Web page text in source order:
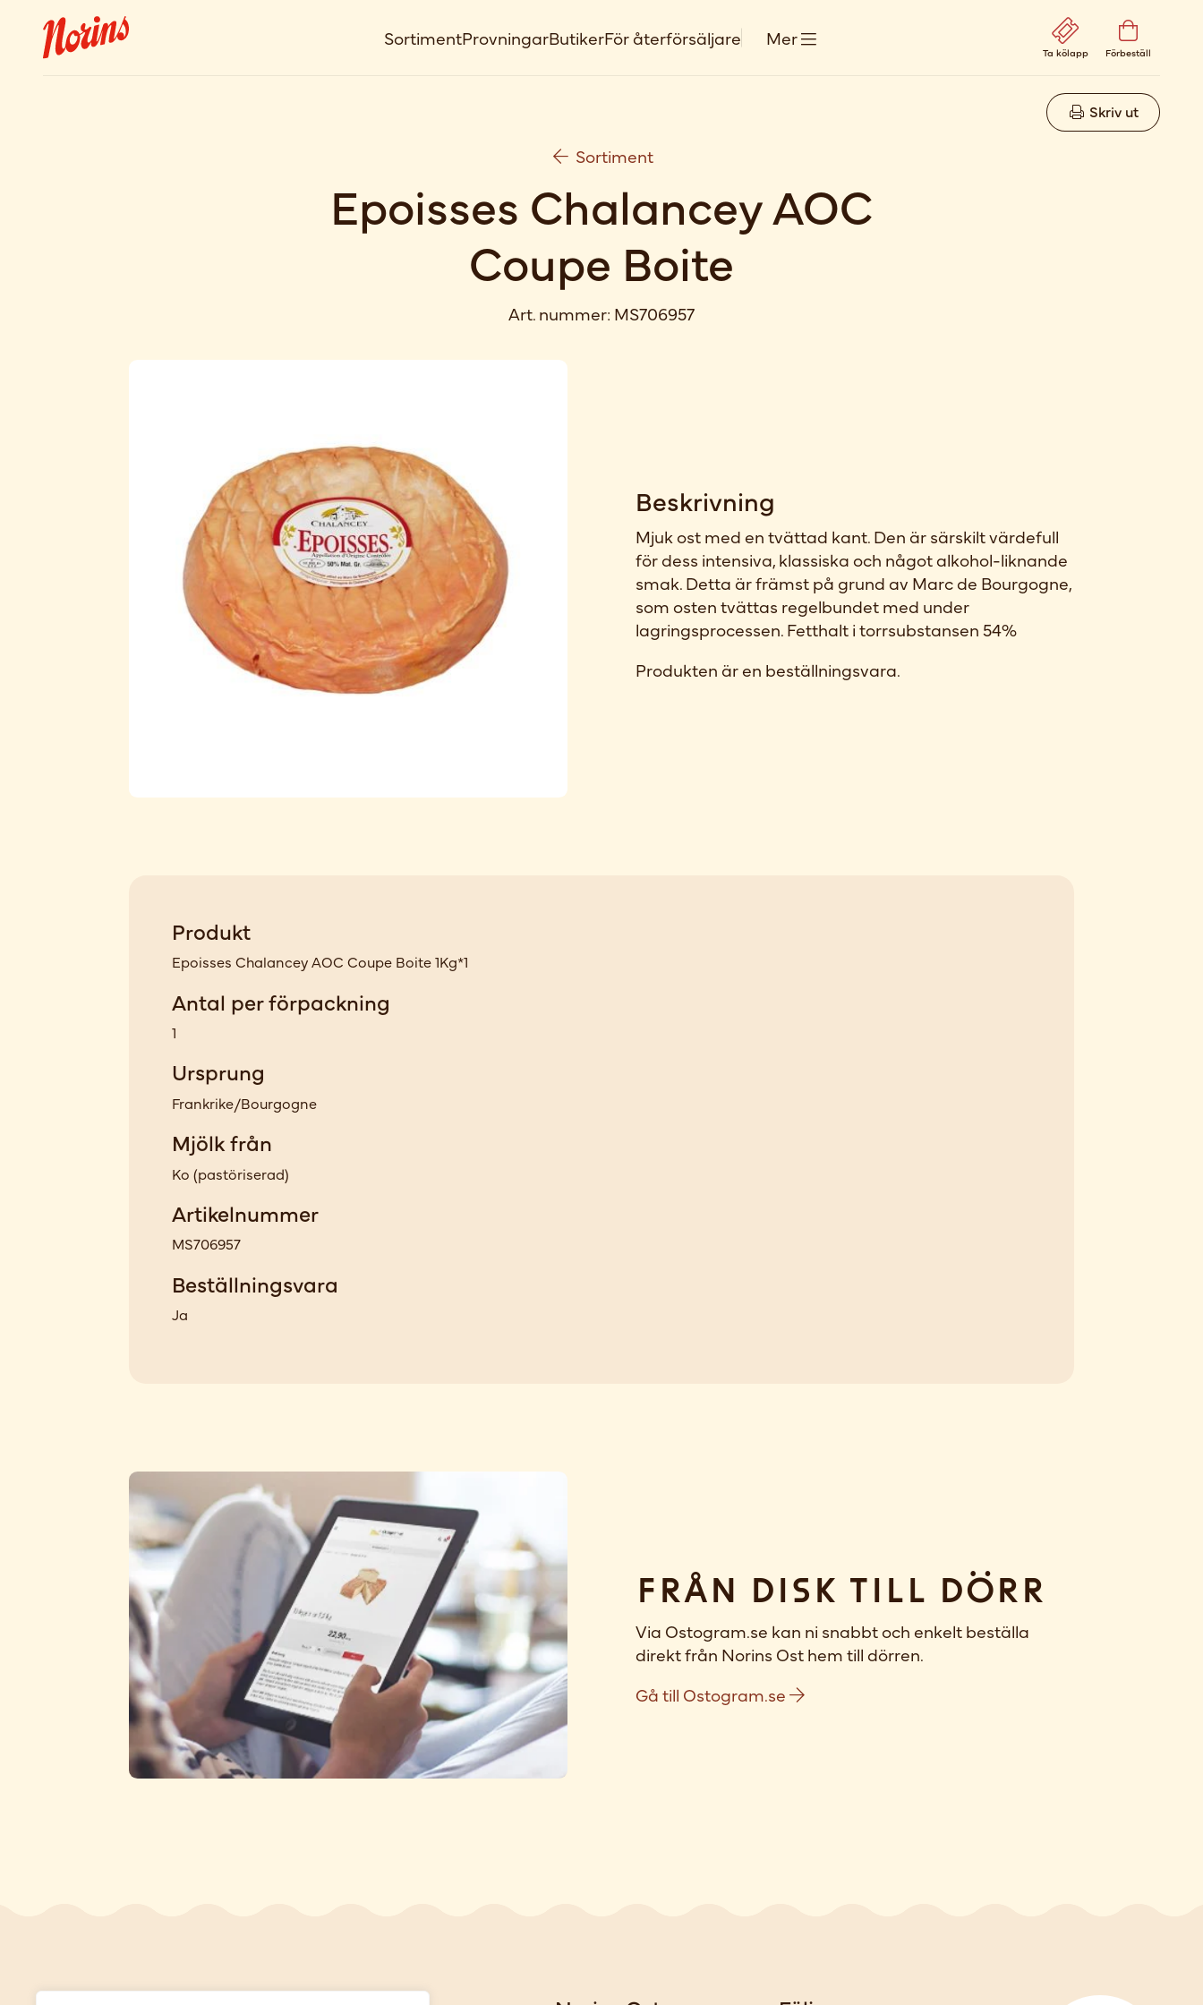
SortimentProvningarButikerFör återförsäljare Mer
Ta kölapp Förbeställ
Skriv ut
Sortiment
Epoisses Chalancey AOC
Coupe Boite
Art. nummer: MS706957
Beskrivning
Mjuk ost med en tvättad kant. Den är särskilt värdefull
för dess intensiva, klassiska och något alkohol-liknande
smak. Detta är främst på grund av Marc de Bourgogne,
som osten tvättas regelbundet med under
lagringsprocessen. Fetthalt i torrsubstansen 54%
Produkten är en beställningsvara.
Produkt
Epoisses Chalancey AOC Coupe Boite 1Kg*1
Antal per förpackning
1
Ursprung
Frankrike/Bourgogne
Mjölk från
Ko (pastöriserad)
Artikelnummer
MS706957
Beställningsvara
Ja
Från disk till dörr
Via Ostogram.se kan ni snabbt och enkelt beställa
direkt från Norins Ost hem till dörren.
Gå till Ostogram.se